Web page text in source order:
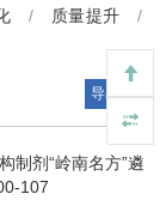
/ 质量提升
/
导出引用
制剂“岭南名方”遴
107